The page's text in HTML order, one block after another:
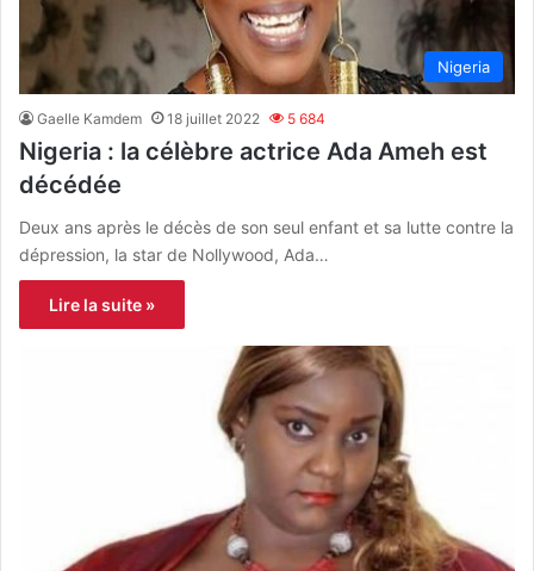
Nigeria
Gaelle Kamdem 18 juillet 2022 5 684
Nigeria : la célèbre actrice Ada Ameh est
décédée
Deux ans après le décès de son seul enfant et sa lutte contre la
dépression, la star de Nollywood, Ada…
Lire la suite »